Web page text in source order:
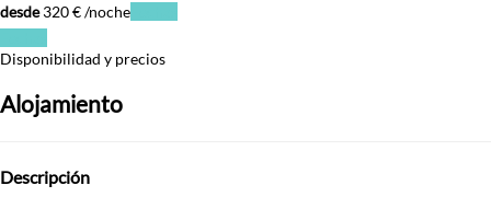
desde320€/noche
Disponibilidad y precios
Alojamiento
Descripción